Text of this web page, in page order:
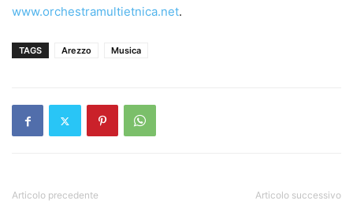
www.orchestramultietnica.net.
TAGS Arezzo Musica
Articolo precedente Articolo successivo